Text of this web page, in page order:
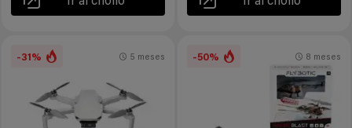
-31% 5 meses -50% 8 meses